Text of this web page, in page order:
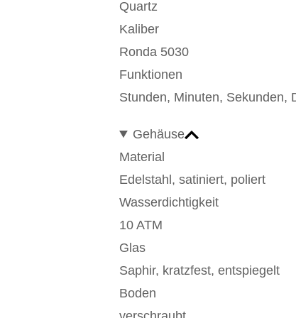
Quartz
Kaliber
Ronda 5030
Funktionen
Stunden, Minuten, Sekunden,
Gehäuse
Material
Edelstahl, satiniert, poliert
Wasserdichtigkeit
10 ATM
Glas
Saphir, kratzfest, entspiegelt
Boden